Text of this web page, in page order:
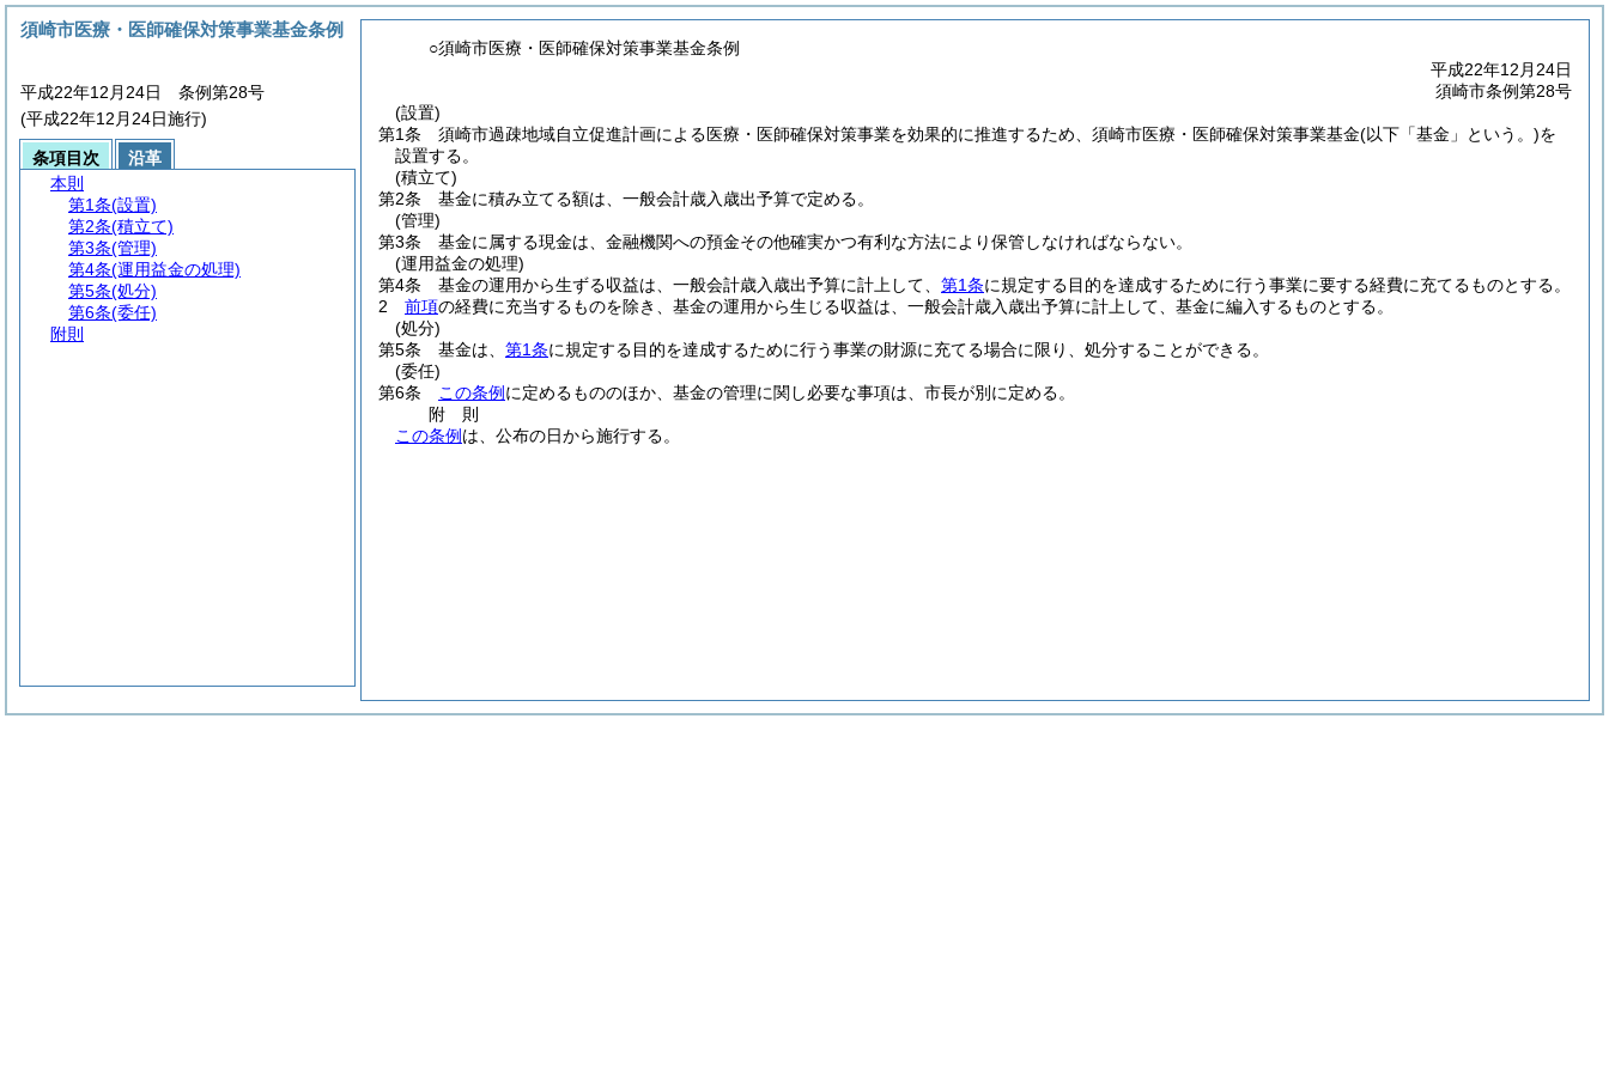
○須崎市医療・医師確保対策事業基金条例
平成22年12月24日
須崎市条例第28号
(設置)
第1条
須崎市過疎地域自立促進計画による医療・医師確保対策事業を効果的に推進するため、須崎市医療・医師確保対策事業基金(以下「基金」という。)を
設置する。
(積立て)
第2条
基金に積み立てる額は、一般会計歳入歳出予算で定める。
(管理)
第3条
基金に属する現金は、金融機関への預金その他確実かつ有利な方法により保管しなければならない。
(運用益金の処理)
第4条
基金の運用から生ずる収益は、一般会計歳入歳出予算に計上して、 第1条に規定する目的を達成するために行う事業に要する経費に充てるものとする。
2
前項の経費に充当するものを除き、基金の運用から生じる収益は、一般会計歳入歳出予算に計上して、基金に編入するものとする。
(処分)
第5条
基金は、 第1条に規定する目的を達成するために行う事業の財源に充てる場合に限り、処分することができる。
(委任)
第6条
この条例 に定めるもののほか、基金の管理に関し必要な事項は、市長が別に定める。
附 則
この条例 は、公布の日から施行する。
須崎市医療・医師確保対策事業基金条例
平成22年12月24日 条例第28号
(平成22年12月24日施行)
条項目次
沿革
本則
第1条(設置)
第2条(積立て)
第3条(管理)
第4条(運用益金の処理)
第5条(処分)
第6条(委任)
附則